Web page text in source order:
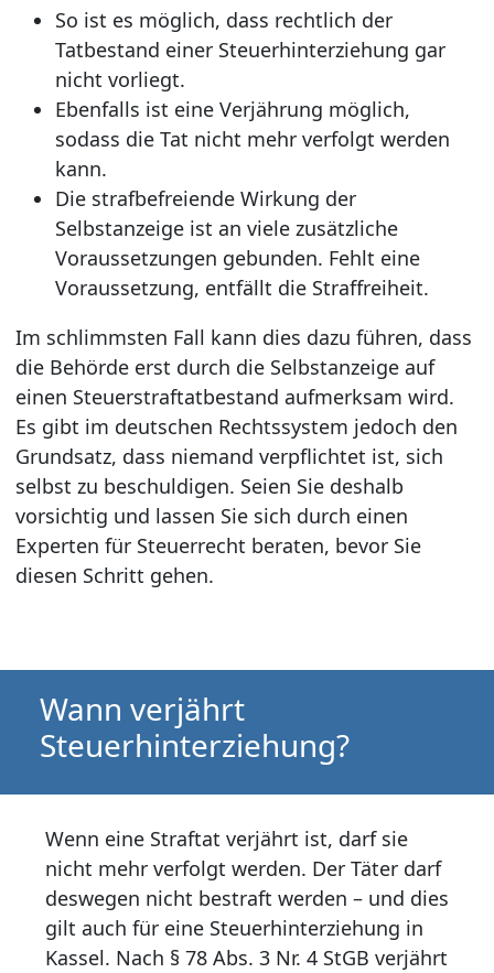
So ist es möglich, dass rechtlich der
Tatbestand einer Steuerhinterziehung gar
nicht vorliegt.
Ebenfalls ist eine Verjährung möglich,
sodass die Tat nicht mehr verfolgt werden
kann.
Die strafbefreiende Wirkung der
Selbstanzeige ist an viele zusätzliche
Voraussetzungen gebunden. Fehlt eine
Voraussetzung, entfällt die Straffreiheit.
Im schlimmsten Fall kann dies dazu führen, dass
die Behörde erst durch die Selbstanzeige auf
einen Steuerstraftatbestand aufmerksam wird.
Es gibt im deutschen Rechtssystem jedoch den
Grundsatz, dass niemand verpflichtet ist, sich
selbst zu beschuldigen. Seien Sie deshalb
vorsichtig und lassen Sie sich durch einen
Experten für Steuerrecht beraten, bevor Sie
diesen Schritt gehen.
Wann verjährt
Steuerhinterziehung?
Wenn eine Straftat verjährt ist, darf sie
nicht mehr verfolgt werden. Der Täter darf
deswegen nicht bestraft werden – und dies
gilt auch für eine Steuerhinterziehung in
Kassel. Nach § 78 Abs. 3 Nr. 4 StGB verjährt